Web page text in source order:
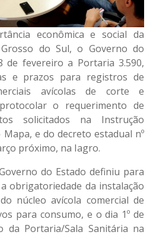
econômica e social da
do Sul, o Governo do
de fevereiro a Portaria 3.590,
e prazos para registros de
avícolas de corte e
o requerimento de
solicitados na Instrução
e do decreto estadual nº
próximo, na Iagro.
do Estado definiu para
obrigatoriedade da instalação
núcleo avícola comercial de
para consumo, e o dia 1º de
da Portaria/Sala Sanitária na